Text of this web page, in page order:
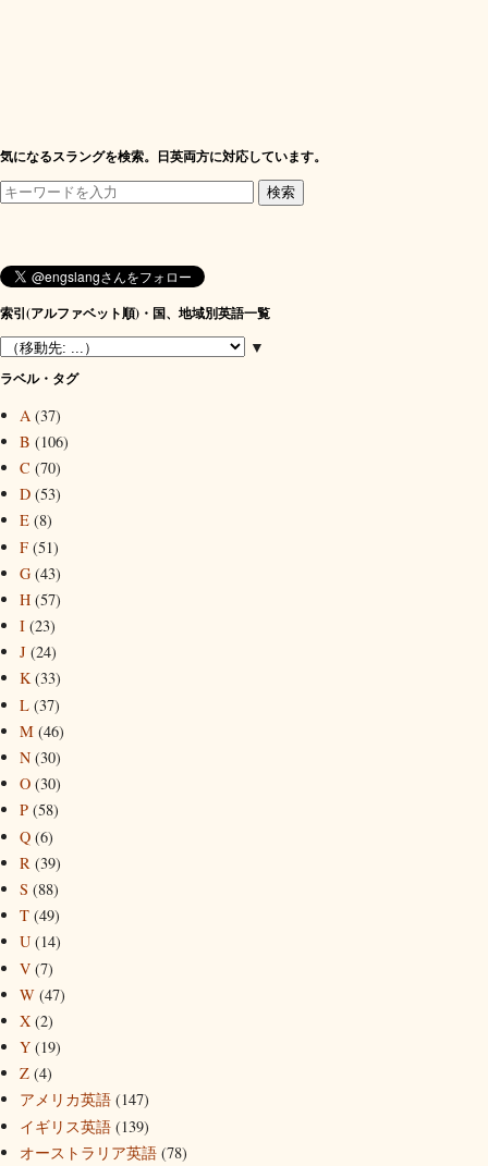
気になるスラングを検索。日英両方に対応しています。
索引(アルファベット順)・国、地域別英語一覧
▼
ラベル・タグ
A (37)
B (106)
C (70)
D (53)
E (8)
F (51)
G (43)
H (57)
I (23)
J (24)
K (33)
L (37)
M (46)
N (30)
O (30)
P (58)
Q (6)
R (39)
S (88)
T (49)
U (14)
V (7)
W (47)
X (2)
Y (19)
Z (4)
アメリカ英語 (147)
イギリス英語 (139)
オーストラリア英語 (78)